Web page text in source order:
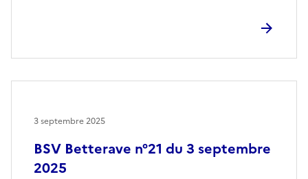
BSV Betterave n°21 du 3 septembre
2025
3 septembre 2025